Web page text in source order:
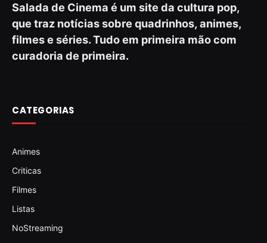
Salada de Cinema é um site da cultura pop,
que traz notícias sobre quadrinhos, animes,
filmes e séries. Tudo em primeira mão com
curadoria de primeira.
CATEGORIAS
Animes
Criticas
Filmes
Listas
NoStreaming